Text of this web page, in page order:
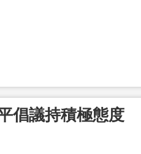
倡議持積極態度